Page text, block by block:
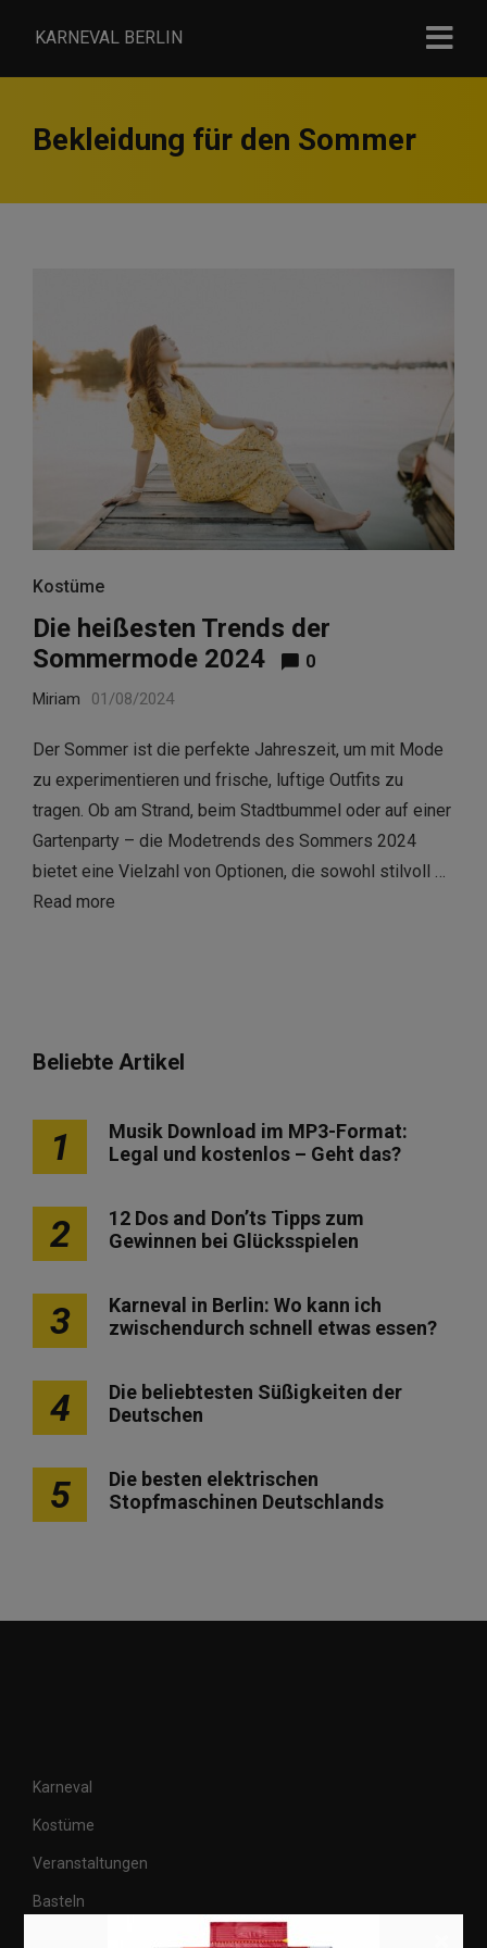
KARNEVAL BERLIN
Bekleidung für den Sommer
Kostüme
Die heißesten Trends der
Sommermode 2024
0
Miriam 01/08/2024
Der Sommer ist die perfekte Jahreszeit, um mit Mode
zu experimentieren und frische, luftige Outfits zu
tragen. Ob am Strand, beim Stadtbummel oder auf einer
Gartenparty – die Modetrends des Sommers 2024
bietet eine Vielzahl von Optionen, die sowohl stilvoll …
Read more
Beliebte Artikel
1
Musik Download im MP3-Format:
Legal und kostenlos – Geht das?
2
12 Dos and Don’ts Tipps zum
Gewinnen bei Glücksspielen
3
Karneval in Berlin: Wo kann ich
zwischendurch schnell etwas essen?
4
Die beliebtesten Süßigkeiten der
Deutschen
5
Die besten elektrischen
Stopfmaschinen Deutschlands
Karneval
Kostüme
Veranstaltungen
Basteln